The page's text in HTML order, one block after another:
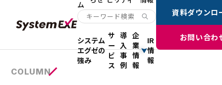
ム
システム
エグゼの
強み
サ
ー
ビ
ス
導
入
事
例
企
業
情
報
IR
情
報
資料ダウンロ
お問い合わ
COLUMN